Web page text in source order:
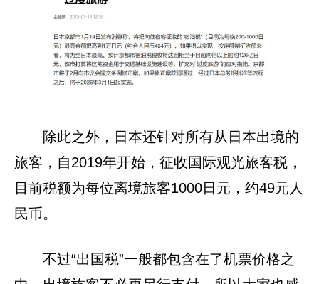
除此之外，日本还针对所有从日本出境的
旅客，自2019年开始，征收国际观光旅客税，
目前税额为每位离境旅客1000日元，约49元人
民币。
不过“出国税”一般都包含在了机票价格之